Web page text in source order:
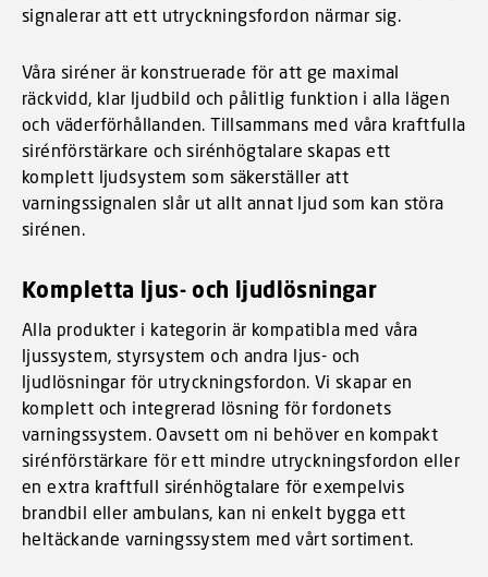
signalerar att ett utryckningsfordon närmar sig.
Våra siréner är konstruerade för att ge maximal
räckvidd, klar ljudbild och pålitlig funktion i alla lägen
och väderförhållanden. Tillsammans med våra kraftfulla
sirénförstärkare och sirénhögtalare skapas ett
komplett ljudsystem som säkerställer att
varningssignalen slår ut allt annat ljud som kan störa
sirénen.
Kompletta ljus- och ljudlösningar
Alla produkter i kategorin är kompatibla med våra
ljussystem, styrsystem och andra ljus- och
ljudlösningar för utryckningsfordon. Vi skapar en
komplett och integrerad lösning för fordonets
varningssystem. Oavsett om ni behöver en kompakt
sirénförstärkare för ett mindre utryckningsfordon eller
en extra kraftfull sirénhögtalare för exempelvis
brandbil eller ambulans, kan ni enkelt bygga ett
heltäckande varningssystem med vårt sortiment.